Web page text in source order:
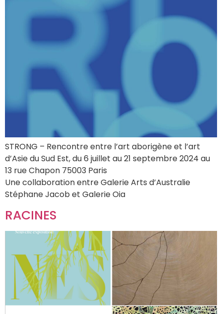
STRONG – Rencontre entre l’art aborigène et l’art
d’Asie du Sud Est, du 6 juillet au 21 septembre 2024 au
13 rue Chapon 75003 Paris
Une collaboration entre Galerie Arts d’Australie
Stéphane Jacob et Galerie Oia
RACINES